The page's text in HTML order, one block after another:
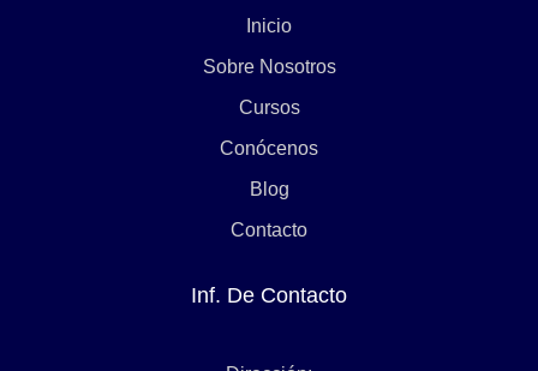
Inicio
Sobre Nosotros
Cursos
Conócenos
Blog
Contacto
Inf. De Contacto